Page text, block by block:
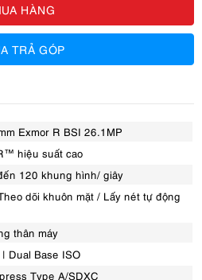
HÀNG
TRẢ GÓP
Exmor R BSI 26.1MP
hiệu suất cao
120 khung hình/ giây
dõi khuôn mặt / Lấy nét tự động
thân máy
Dual Base ISO
Type A/SDXC